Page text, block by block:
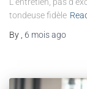
tondeuse fidèle
By
6 moisago